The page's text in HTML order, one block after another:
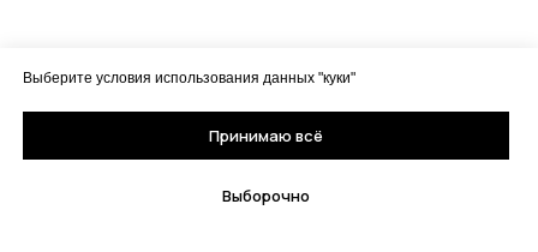
Выберите условия использования данных "куки"
Принимаю всё
Выборочно